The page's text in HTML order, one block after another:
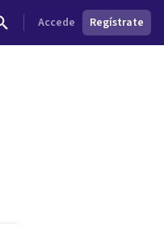
Accede Regístrate